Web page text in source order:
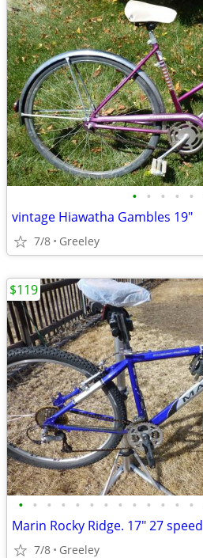
• • • • •
vintage Hiawatha Gambles 19"
7/8 Greeley
• • • • • • • • • • • • •
Marin Rocky Ridge. 17" 27 speed
7/8 Greeley
$119